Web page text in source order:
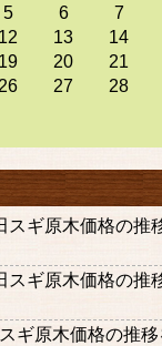
5 6 7
12 13 14
19 20 21
27 28
スギ原木価格の推
スギ原木価格の推
ギ原木価格の推移